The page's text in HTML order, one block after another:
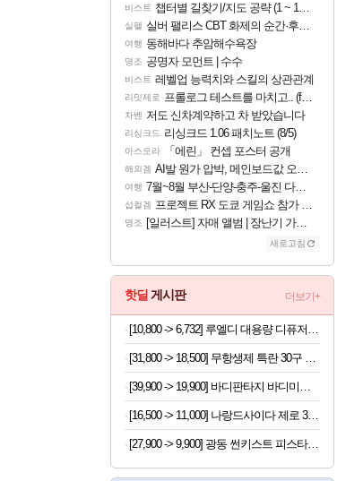
비스트 챕터별 길찾기/지도 공략 (1 ~ 12장)
실팰 실버 팰리스 CBT 화제의 순간·후기 모음
여행 동해바다 추암해수욕장
명조 공명자 모먼트 | 수수
비스트 레벨업 능력치와 스킬의 상관관계
리밋제로 프롤로그 테스트를 마치고.. (feat. 리아)
차벤 저도 신차계약하고 차 받았습니다
리싱크드 리싱크드 1.06 패치노트 (8/5)
아스오라 「에린」 컨셉 포스터 공개
해외겜 AI발 원가 압박, 메인보드값 오르나
여행 7월~8월 부산-단양-충주-울진 다녀왔어요~
섭컬겜 프로젝트 RX 도쿄 게임쇼 참가 결정
명조 [일러스트] 자매 앨범 | 장난기 가득한 오후의 공원 (리메이크판)
새로고침
핫딜 게시판 더보기+
[16,500 -> 11,000] 나랑드사이다 제로 345ml x 24개
[27,900 -> 9,900] 광동 썬키스트 피스타치오 언스위트 190ml x 24개